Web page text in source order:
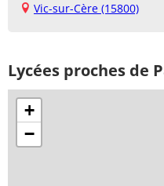
Vic-sur-Cère (15800)
Lycées proches de
+
−